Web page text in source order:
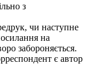
з
чи наступне
на
забороняється.
є автор